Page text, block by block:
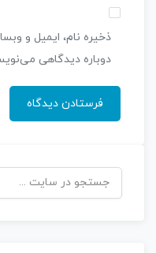
ذخیره نام، ایمیل و
دوباره دیدگاهی